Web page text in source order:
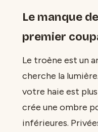
Le manque
premier
Le troène est un
cherche la
votre haie est plus
crée une ombre
inférieures.